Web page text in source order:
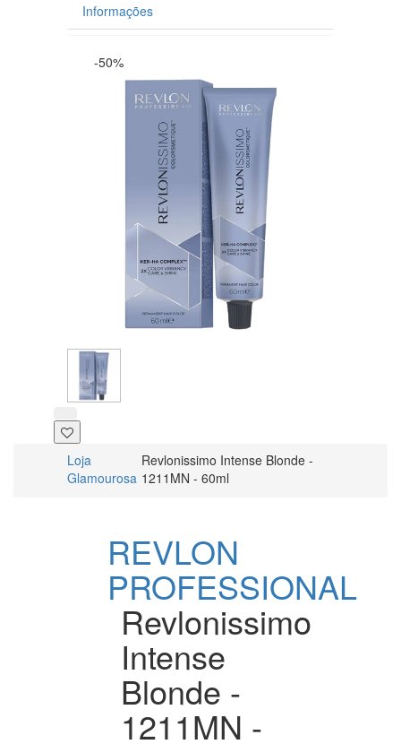
Informações
-50%
Loja
Glamourosa
Revlonissimo Intense Blonde -
1211MN - 60ml
REVLON
PROFESSIONAL
Revlonissimo
Intense
Blonde -
1211MN -